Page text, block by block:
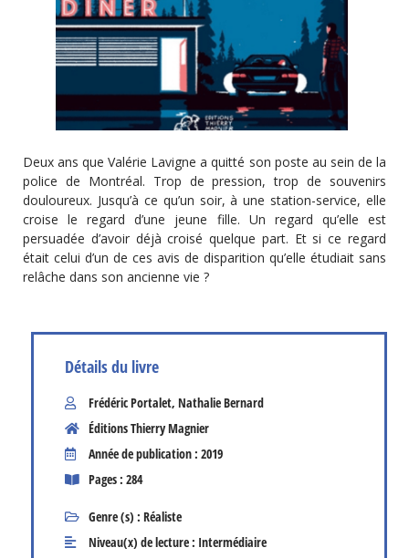
Deux ans que Valérie Lavigne a quitté son poste au sein de la
police de Montréal. Trop de pression, trop de souvenirs
douloureux. Jusqu’à ce qu’un soir, à une station-service, elle
croise le regard d’une jeune fille. Un regard qu’elle est
persuadée d’avoir déjà croisé quelque part. Et si ce regard
était celui d’un de ces avis de disparition qu’elle étudiait sans
relâche dans son ancienne vie ?
Détails du livre
Frédéric Portalet, Nathalie Bernard
Éditions Thierry Magnier
Année de publication : 2019
Pages : 284
Genre (s) : Réaliste
Niveau(x) de lecture : Intermédiaire